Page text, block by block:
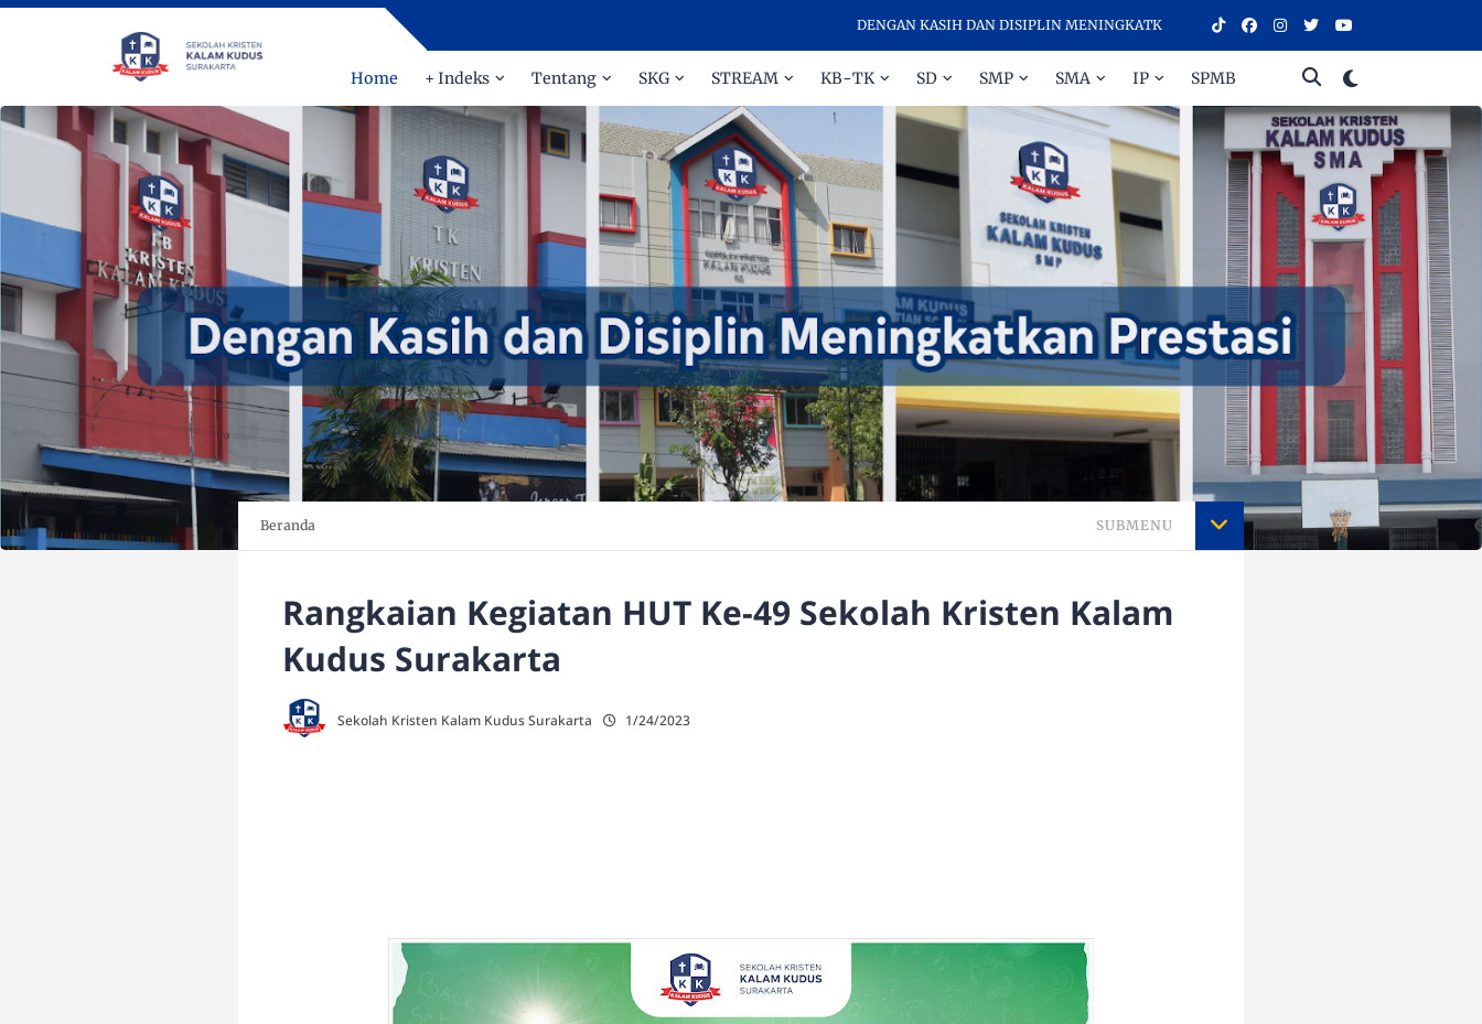
DENGAN KASIH DAN DISIPLIN MENINGKATKAN PRESTASI - SELAMAT DATANG DI SEKOLAH KRISTEN
Home + Indeks Tentang SKG STREAM KB-TK SD SMP SMA IP SPMB
Beranda SUBMENU
Rangkaian Kegiatan HUT Ke-49 Sekolah Kristen Kalam
Kudus Surakarta
Sekolah Kristen Kalam Kudus Surakarta 1/24/2023